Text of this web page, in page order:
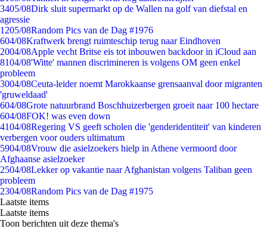
3405/08Dirk sluit supermarkt op de Wallen na golf van diefstal en
agressie
1205/08Random Pics van de Dag #1976
604/08Kraftwerk brengt ruimteschip terug naar Eindhoven
2004/08Apple vecht Britse eis tot inbouwen backdoor in iCloud aan
8104/08'Witte' mannen discrimineren is volgens OM geen enkel
probleem
3004/08Ceuta-leider noemt Marokkaanse grensaanval door migranten
'gruweldaad'
604/08Grote natuurbrand Boschhuizerbergen groeit naar 100 hectare
604/08FOK! was even down
4104/08Regering VS geeft scholen die 'genderidentiteit' van kinderen
verbergen voor ouders ultimatum
5904/08Vrouw die asielzoekers hielp in Athene vermoord door
Afghaanse asielzoeker
2504/08Lekker op vakantie naar Afghanistan volgens Taliban geen
probleem
2304/08Random Pics van de Dag #1975
Laatste items
Laatste items
Toon berichten uit deze thema's